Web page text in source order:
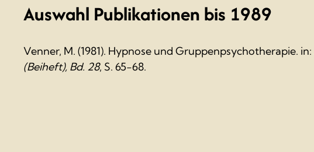
Auswahl Publikationen bis 1989
Venner, M. (1981). Hypnose und Gruppenpsychotherapie. in:
(Beiheft), Bd. 28, S. 65-68.